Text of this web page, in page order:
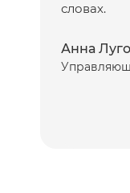
словах.
Анна